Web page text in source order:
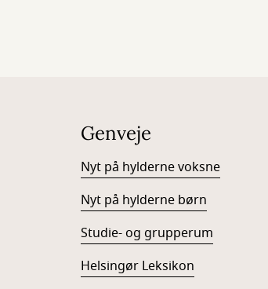
Genveje
Nyt på hylderne voksne
Nyt på hylderne børn
Studie- og grupperum
Helsingør Leksikon